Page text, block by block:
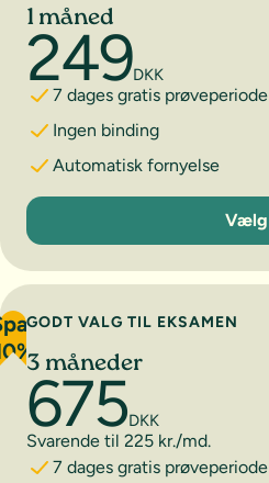
1 måned
249DKK
7 dages gratis prøveperiode
Ingen binding
Automatisk fornyelse
1 måned
Vælg
GODT VALG TIL EKSAMEN
3 måneder
675DKK
Svarende til 225 kr./md.
7 dages gratis prøveperiode